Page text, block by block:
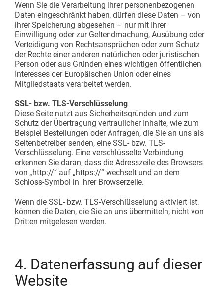
Wenn Sie die Verarbeitung Ihrer personenbezogenen
Daten eingeschränkt haben, dürfen diese Daten – von
ihrer Speicherung abgesehen – nur mit Ihrer
Einwilligung oder zur Geltendmachung, Ausübung oder
Verteidigung von Rechtsansprüchen oder zum Schutz
der Rechte einer anderen natürlichen oder juristischen
Person oder aus Gründen eines wichtigen öffentlichen
Interesses der Europäischen Union oder eines
Mitgliedstaats verarbeitet werden.
SSL- bzw. TLS-Verschlüsselung
Diese Seite nutzt aus Sicherheitsgründen und zum
Schutz der Übertragung vertraulicher Inhalte, wie zum
Beispiel Bestellungen oder Anfragen, die Sie an uns als
Seitenbetreiber senden, eine SSL- bzw. TLS-
Verschlüsselung. Eine verschlüsselte Verbindung
erkennen Sie daran, dass die Adresszeile des Browsers
von „http://“ auf „https://“ wechselt und an dem
Schloss-Symbol in Ihrer Browserzeile.
Wenn die SSL- bzw. TLS-Verschlüsselung aktiviert ist,
können die Daten, die Sie an uns übermitteln, nicht von
Dritten mitgelesen werden.
4. Datenerfassung auf dieser
Website